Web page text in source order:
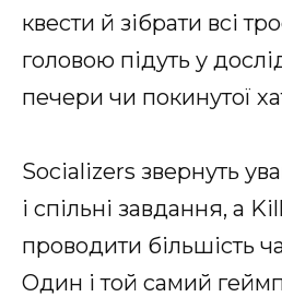
квести й зібрати всі
головою підуть у
печери чи покинутої
Socializers звернуть
і спільні завдання, а
проводити більшість
Один і той самий